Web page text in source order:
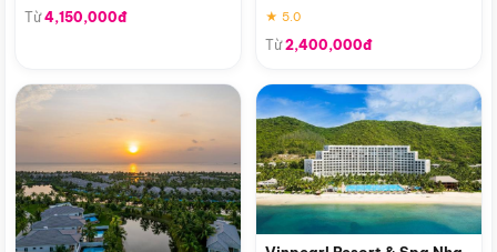
Từ4,150,000đ
★ 5.0
Từ2,400,000đ